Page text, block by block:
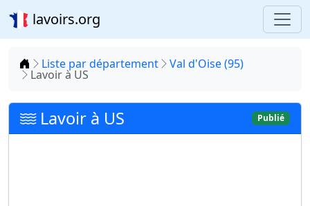
lavoirs.org
Accueil
Liste par département Val d'Oise (95)
Lavoir à US
Lavoir à US Publié